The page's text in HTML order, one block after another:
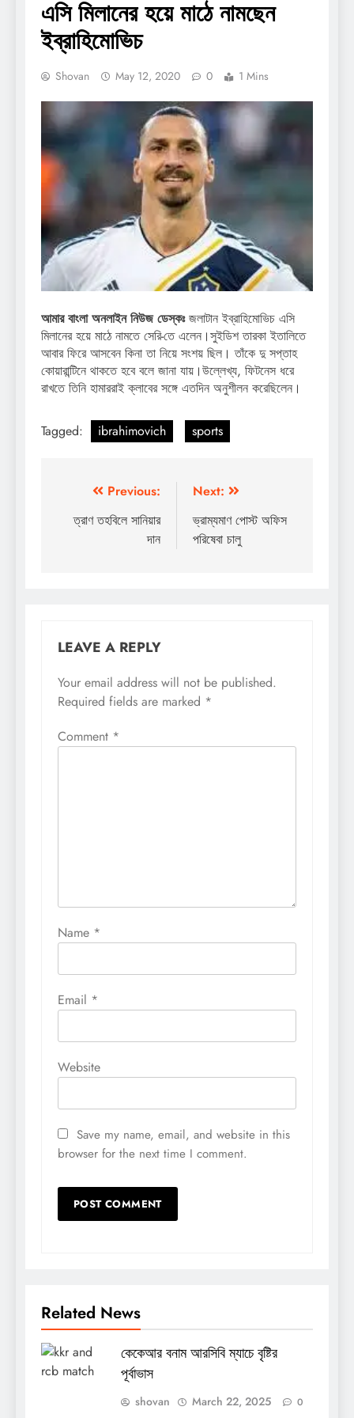
এসি মিলানের হয়ে মাঠে নামছেন
ইব্রাহিমোভিচ
Shovan May 12, 2020 0 1 Mins
আমার বাংলা অনলাইন নিউজ ডেস্কঃজলাটান ইব্রাহিমোভিচ এসি
মিলানের হয়ে মাঠে নামতে সেরি-তে এলেন।সুইডিশ তারকা ইতালিতে
আবার ফিরে আসবেন কিনা তা নিয়ে সংশয় ছিল। তাঁকে দু সপ্তাহ
কোয়ারান্টিনে থাকতে হবে বলে জানা যায়।উল্লেখ্য, ফিটনেস ধরে
রাখতে তিনি হামাররাই ক্লাবের সঙ্গে এতদিন অনুশীলন করেছিলেন।
Tagged: ibrahimovich sports
navigation
Previous:
ত্রাণ তহবিলে সানিয়ার
দান
Next:
ভ্রাম্যমাণ পোস্ট অফিস
পরিষেবা চালু
LEAVE A REPLY
Your email address will not be published.
Required fields are marked *
Comment *
Name *
Email *
Website
Save my name, email, and website in this
browser for the next time I comment.
Related News
কেকেআর বনাম আরসিবি ম্যাচে বৃষ্টির
পূর্বাভাস
shovan March 22, 2025 0